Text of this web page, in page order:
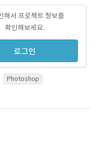
해서 프로젝트 정보를
확인해보세요.
로그인
Photoshop